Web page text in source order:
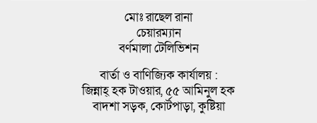
মোঃ রাছেল রানা
চেয়ারম্যান
বর্ণমালা টেলিভিশন
বার্তা ও বাণিজ্যিক কার্যালয় :
জিন্নাহ্ হক টাওয়ার, ৫৫ আমিনুল হক
বাদশা সড়ক, কোর্টপাড়া, কুষ্টিয়া